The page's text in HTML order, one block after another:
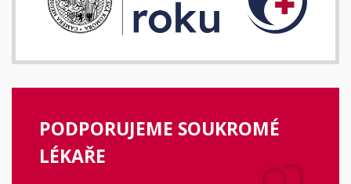
PODPORUJEME SOUKROMÉ
LÉKAŘE